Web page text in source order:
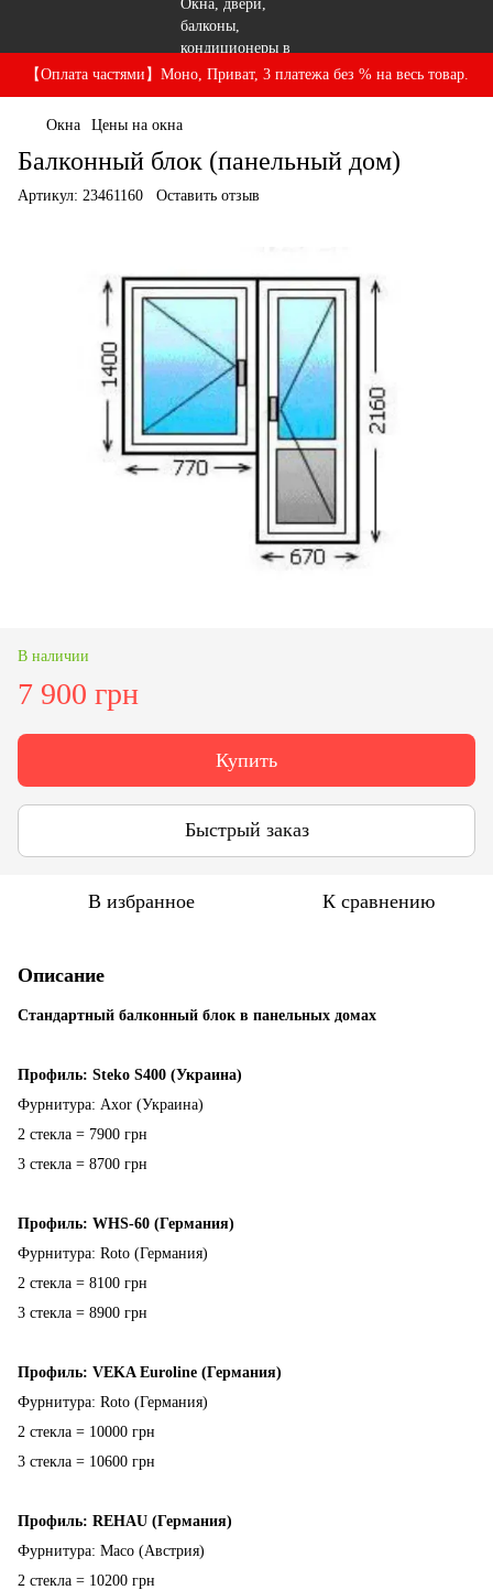
【Оплата частями】Моно, Приват, 3 платежа без % на весь товар.
Окна Цены на окна
Балконный блок (панельный дом)
Артикул: 23461160 Оставить отзыв
В наличии
7 900 грн
Купить
Быстрый заказ
В избранное К сравнению
Описание
Стандартный балконный блок в панельных домах
Профиль: Steko S400 (Украина)
Фурнитура: Axor (Украина)
2 стекла = 7900 грн
3 стекла = 8700 грн
Профиль: WHS-60 (Германия)
Фурнитура: Roto (Германия)
2 стекла = 8100 грн
3 стекла = 8900 грн
Профиль: VEKA Euroline (Германия)
Фурнитура: Roto (Германия)
2 стекла = 10000 грн
3 стекла = 10600 грн
Профиль: REHAU (Германия)
Фурнитура: Maco (Австрия)
2 стекла = 10200 грн